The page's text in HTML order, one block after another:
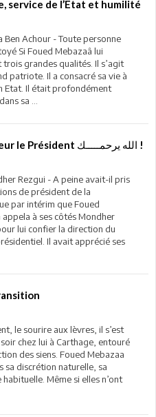
service de l’Etat et humilité
Ben Achour - Toute personne
Si Foued Mebazaâ lui
trois grandes qualités. Il s’agit
patriote. Il a consacré sa vie à
Etat. Il était profondément
sa ...
Foued Mebazaa: Adieu Monsieur le Président الله يرحمـــــك !
Rezgui - A peine avait-il pris
de président de la
par intérim que Foued
appela à ses côtés Mondher
lui confier la direction du
Il avait apprécié ses
le sourire aux lèvres, il s’est
chez lui à Carthage, entouré
des siens. Foued Mebazaa
sa discrétion naturelle, sa
Même si elles n’ont